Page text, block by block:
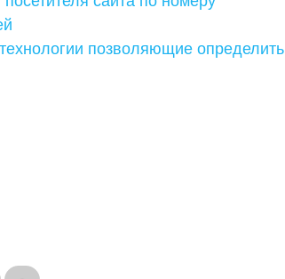
позволяющие определить